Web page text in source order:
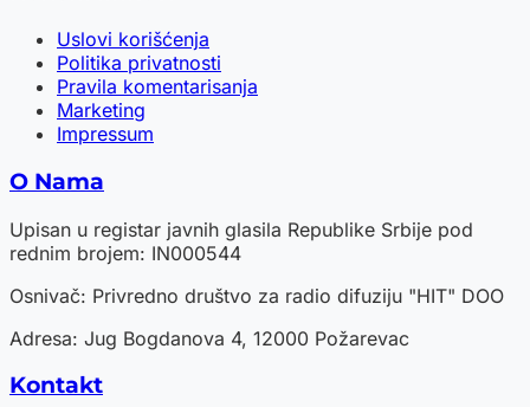
Uslovi korišćenja
Politika privatnosti
Pravila komentarisanja
Marketing
Impressum
O Nama
Upisan u registar javnih glasila Republike Srbije pod
rednim brojem: IN000544
Osnivač: Privredno društvo za radio difuziju "HIT" DOO
Adresa: Jug Bogdanova 4, 12000 Požarevac
Kontakt